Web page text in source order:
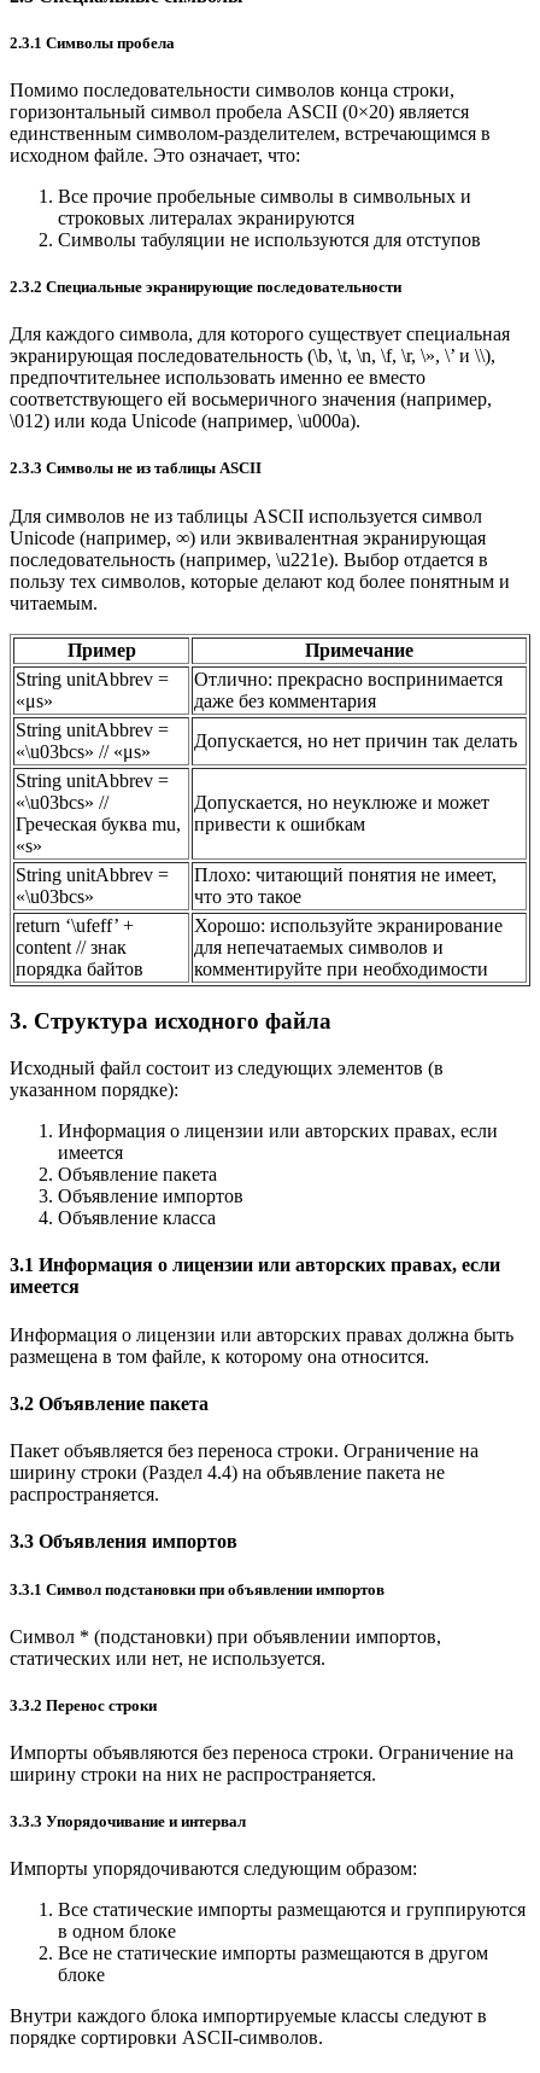
2.3.1 Символы пробела
Помимо последовательности символов конца строки,
горизонтальный символ пробела ASCII (0×20) является
единственным символом-разделителем, встречающимся в
исходном файле. Это означает, что:
Все прочие пробельные символы в символьных и
строковых литералах экранируются
Символы табуляции не используются для отступов
2.3.2 Специальные экранирующие последовательности
Для каждого символа, для которого существует специальная
экранирующая последовательность (\b, \t, \n, \f, \r, \», \’ и \\),
предпочтительнее использовать именно ее вместо
соответствующего ей восьмеричного значения (например,
\012) или кода Unicode (например, \u000a).
2.3.3 Символы не из таблицы ASCII
Для символов не из таблицы ASCII используется символ
Unicode (например, ∞) или эквивалентная экранирующая
последовательность (например, \u221e). Выбор отдается в
пользу тех символов, которые делают код более понятным и
читаемым.
Пример
Примечание
String unitAbbrev =
«μs»
Отлично: прекрасно воспринимается
даже без комментария
String unitAbbrev =
«\u03bcs» // «μs»
Допускается, но нет причин так делать
String unitAbbrev =
«\u03bcs» //
Греческая буква mu,
«s»
Допускается, но неуклюже и может
привести к ошибкам
String unitAbbrev =
«\u03bcs»
Плохо: читающий понятия не имеет,
что это такое
return ‘\ufeff’ +
content // знак
порядка байтов
Хорошо: используйте экранирование
для непечатаемых символов и
комментируйте при необходимости
3. Структура исходного файла
Исходный файл состоит из следующих элементов (в
указанном порядке):
Информация о лицензии или авторских правах, если
имеется
Объявление пакета
Объявление импортов
Объявление класса
3.1 Информация о лицензии или авторских правах, если
имеется
Информация о лицензии или авторских правах должна быть
размещена в том файле, к которому она относится.
3.2 Объявление пакета
Пакет объявляется без переноса строки. Ограничение на
ширину строки (Раздел 4.4) на объявление пакета не
распространяется.
3.3 Объявления импортов
3.3.1 Символ подстановки при объявлении импортов
Символ * (подстановки) при объявлении импортов,
статических или нет, не используется.
3.3.2 Перенос строки
Импорты объявляются без переноса строки. Ограничение на
ширину строки на них не распространяется.
3.3.3 Упорядочивание и интервал
Импорты упорядочиваются следующим образом:
Все статические импорты размещаются и группируются
в одном блоке
Все не статические импорты размещаются в другом
блоке
Внутри каждого блока импортируемые классы следуют в
порядке сортировки ASCII-символов.